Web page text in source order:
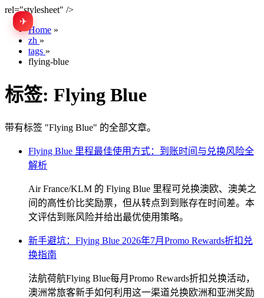
rel="stylesheet" />
✈
Home »
zh »
tags »
flying-blue
标签: Flying Blue
带有标签 "Flying Blue" 的全部文章。
Flying Blue 里程最佳使用方式：到账时间与兑换风险全
解析
Air France/KLM 的 Flying Blue 里程可兑换澳欧、澳美之
间的高性价比奖励票，但从转点到到账存在时间差。本
文评估到账风险并给出最优使用策略。
新手避坑：Flying Blue 2026年7月Promo Rewards折扣兑
换指南
法航荷航Flying Blue每月Promo Rewards折扣兑换活动，
澳洲常旅客新手如何利用这一渠道兑换欧洲和亚洲奖励